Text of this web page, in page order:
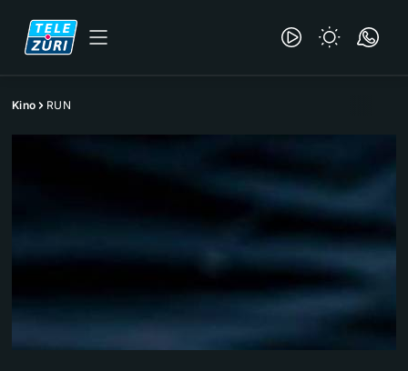
Kino RUN